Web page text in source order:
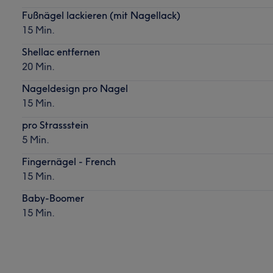
Fußnägel lackieren (mit Nagellack)
15 Min.
Shellac entfernen
20 Min.
Nageldesign pro Nagel
15 Min.
pro Strassstein
5 Min.
Fingernägel - French
15 Min.
Baby-Boomer
15 Min.